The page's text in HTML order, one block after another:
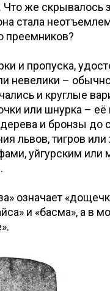
же скрывалось
стала
преемников?
и пропуска,
невелики –
и круглые
или шнурка –
и бронзы до
львов, тигров
уйгурским или
означает
и «басма», а в